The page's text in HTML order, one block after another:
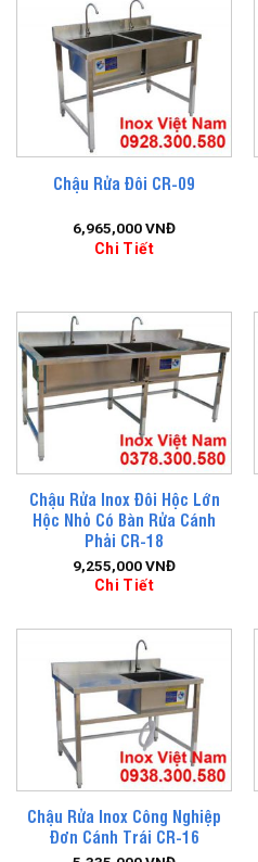
Chậu Rửa Đôi CR-09
6,965,000VNĐ
Chi Tiết
Chậu Rửa Inox Đôi Hộc Lớn
Hộc Nhỏ Có Bàn Rửa Cánh
Phải CR-18
9,255,000VNĐ
Chi Tiết
Chậu Rửa Inox Công Nghiệp
Đơn Cánh Trái CR-16